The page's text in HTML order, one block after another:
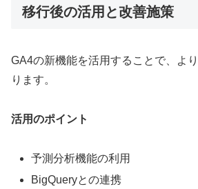
移行後の活用と改善施策
GA4の新機能を活用することで、よ
ります。
活用のポイント
予測分析機能の利用
BigQueryとの連携